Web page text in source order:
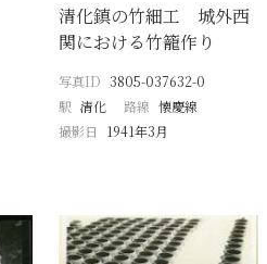
清化鎮の竹細工 城外西
関における竹籠作り
写真ID 3805-037632-0
駅 清化 路線 懐慶線
撮影日
1941年3月